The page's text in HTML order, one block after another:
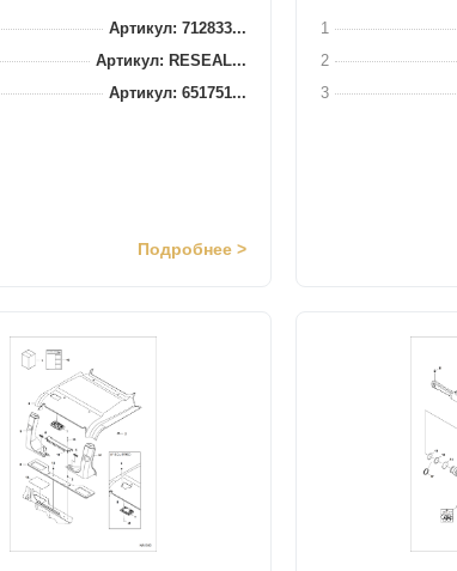
Артикул: 712833...
Артикул: RESEAL...
Артикул: 651751...
Подробнее >
1
2
3